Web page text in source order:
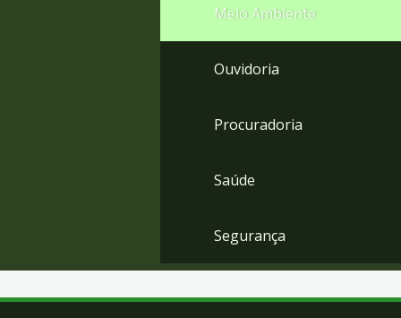
Meio Ambiente
Ouvidoria
Procuradoria
Saúde
Segurança